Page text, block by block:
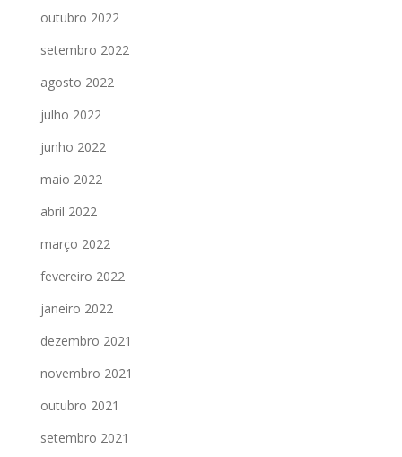
outubro 2022
setembro 2022
agosto 2022
julho 2022
junho 2022
maio 2022
abril 2022
março 2022
fevereiro 2022
janeiro 2022
dezembro 2021
novembro 2021
outubro 2021
setembro 2021